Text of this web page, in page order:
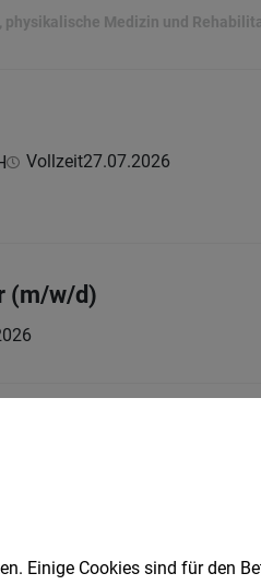
Medizin und
Vollzeit27.07.2026
(m/w/d)
vielen Jahren als Heilbad, Kur-,
Einige Cookies sind für den